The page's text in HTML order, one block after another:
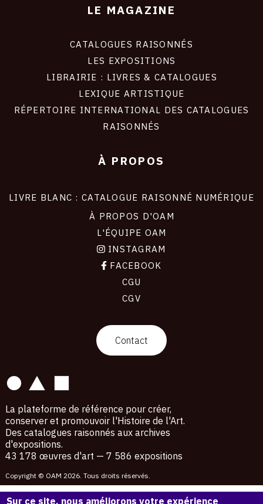
LE MAGAZINE
CATALOGUES RAISONNÉS
LES EXPOSITIONS
LIBRAIRIE : LIVRES & CATALOGUES
LEXIQUE ARTISTIQUE
RÉPERTOIRE INTERNATIONAL DES CATALOGUES
RAISONNÉS
À PROPOS
LIVRE BLANC : CATALOGUE RAISONNÉ NUMÉRIQUE
À PROPOS D'OAM
L'ÉQUIPE OAM
INSTAGRAM
FACEBOOK
CGU
CGV
Contact
La plateforme de référence pour créer,
conserver et promouvoir l'Histoire de l'Art.
Des catalogues raisonnés aux archives
d'expositions.
43 178 œuvres d'art — 7 586 expositions
Copyright © OAM 2026. Tous droits réservés.
Sur ce site, nous améliorons votre expérience